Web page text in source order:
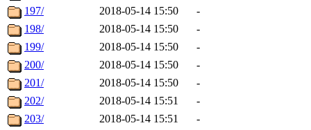
197/
2018-05-14 15:50
-
198/
2018-05-14 15:50
-
199/
2018-05-14 15:50
-
200/
2018-05-14 15:50
-
201/
2018-05-14 15:50
-
202/
2018-05-14 15:51
-
203/
2018-05-14 15:51
-